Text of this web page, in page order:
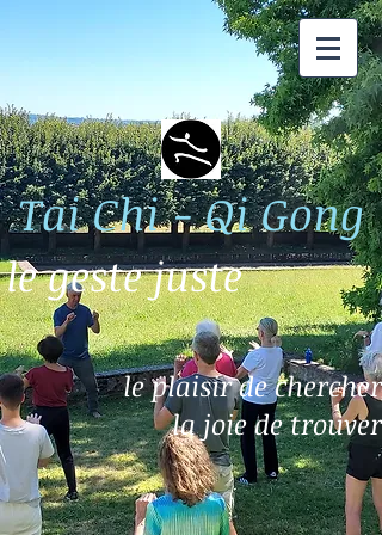
Tai Chi - Qi Gong
le geste juste
le plaisir de chercher
la joie de trouver